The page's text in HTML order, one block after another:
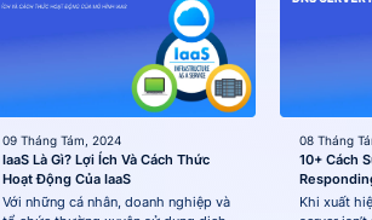
09 Tháng Tám, 2024
IaaS Là Gì? Lợi Ích Và Cách Thức
Hoạt Động Của IaaS
Với những cá nhân, doanh nghiệp và
08 Tháng
10+ Cách
Khi xuất